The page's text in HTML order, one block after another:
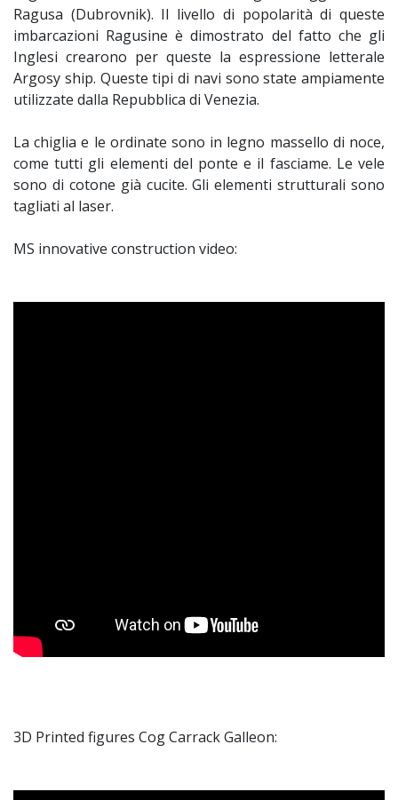
Ragusa (Dubrovnik). Il livello di popolarità di queste
imbarcazioni Ragusine è dimostrato del fatto che gli
Inglesi crearono per queste la espressione letterale
Argosy ship. Queste tipi di navi sono state ampiamente
utilizzate dalla Repubblica di Venezia.
La chiglia e le ordinate sono in legno massello di noce,
come tutti gli elementi del ponte e il fasciame. Le vele
sono di cotone già cucite. Gli elementi strutturali sono
tagliati al laser.
MS innovative construction video:
3D Printed figures Cog Carrack Galleon: